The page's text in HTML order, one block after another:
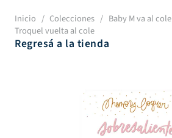
Inicio / Colecciones / Baby M va al cole
Troquel vuelta al cole
Regresá a la tienda